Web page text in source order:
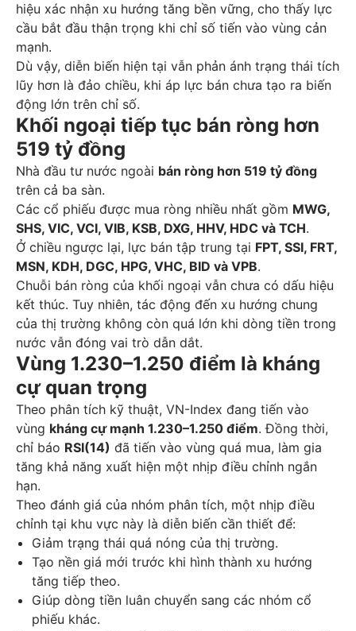
hiệu xác nhận xu hướng tăng bền vững, cho thấy lực
cầu bắt đầu thận trọng khi chỉ số tiến vào vùng cản
mạnh.
Dù vậy, diễn biến hiện tại vẫn phản ánh trạng thái tích
lũy hơn là đảo chiều, khi áp lực bán chưa tạo ra biến
động lớn trên chỉ số.
Khối ngoại tiếp tục bán ròng hơn
519 tỷ đồng
Nhà đầu tư nước ngoài bán ròng hơn 519 tỷ đồng
trên cả ba sàn.
Các cổ phiếu được mua ròng nhiều nhất gồm MWG,
SHS, VIC, VCI, VIB, KSB, DXG, HHV, HDC và TCH.
Ở chiều ngược lại, lực bán tập trung tại FPT, SSI, FRT,
MSN, KDH, DGC, HPG, VHC, BID và VPB.
Chuỗi bán ròng của khối ngoại vẫn chưa có dấu hiệu
kết thúc. Tuy nhiên, tác động đến xu hướng chung
của thị trường không còn quá lớn khi dòng tiền trong
nước vẫn đóng vai trò dẫn dắt.
Vùng 1.230–1.250 điểm là kháng
cự quan trọng
Theo phân tích kỹ thuật, VN-Index đang tiến vào
vùng kháng cự mạnh 1.230–1.250 điểm. Đồng thời,
chỉ báo RSI(14) đã tiến vào vùng quá mua, làm gia
tăng khả năng xuất hiện một nhịp điều chỉnh ngắn
hạn.
Theo đánh giá của nhóm phân tích, một nhịp điều
chỉnh tại khu vực này là diễn biến cần thiết để:
Giảm trạng thái quá nóng của thị trường.
Tạo nền giá mới trước khi hình thành xu hướng
tăng tiếp theo.
Giúp dòng tiền luân chuyển sang các nhóm cổ
phiếu khác.